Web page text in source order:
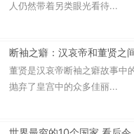
人仍然带着另类眼光看待...
断袖之癖：汉哀帝和董贤之
董贤是汉哀帝断袖之癖故事中
抛弃了皇宫中的众多佳丽...